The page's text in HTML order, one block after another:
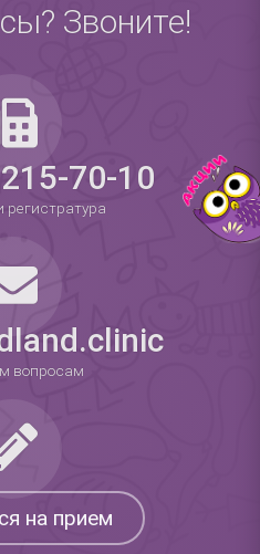
Звоните!
70-10
вопросам
на прием